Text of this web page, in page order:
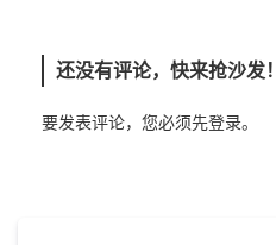
还没有评论，快来抢沙发！
要发表评论，您必须先登录。